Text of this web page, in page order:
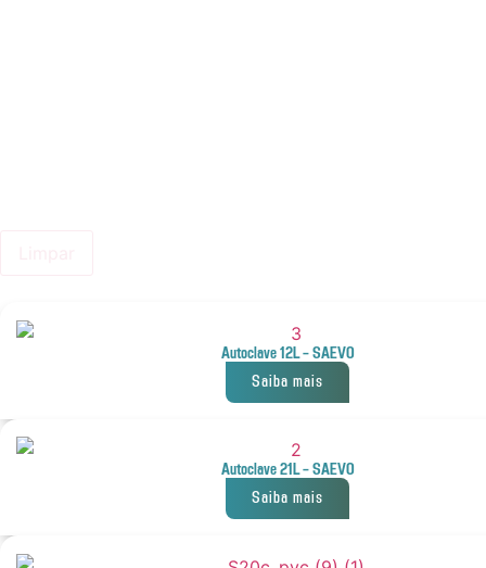
Autoclave 12L – SAEVO
Saiba mais
Autoclave 21L – SAEVO
Saiba mais